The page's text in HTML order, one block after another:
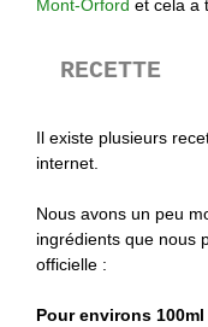
Mont-Orford et cela a
RECETTE
Il existe plusieurs
internet.
Nous avons un peu
ingrédients que nous
officielle :
Pour environs